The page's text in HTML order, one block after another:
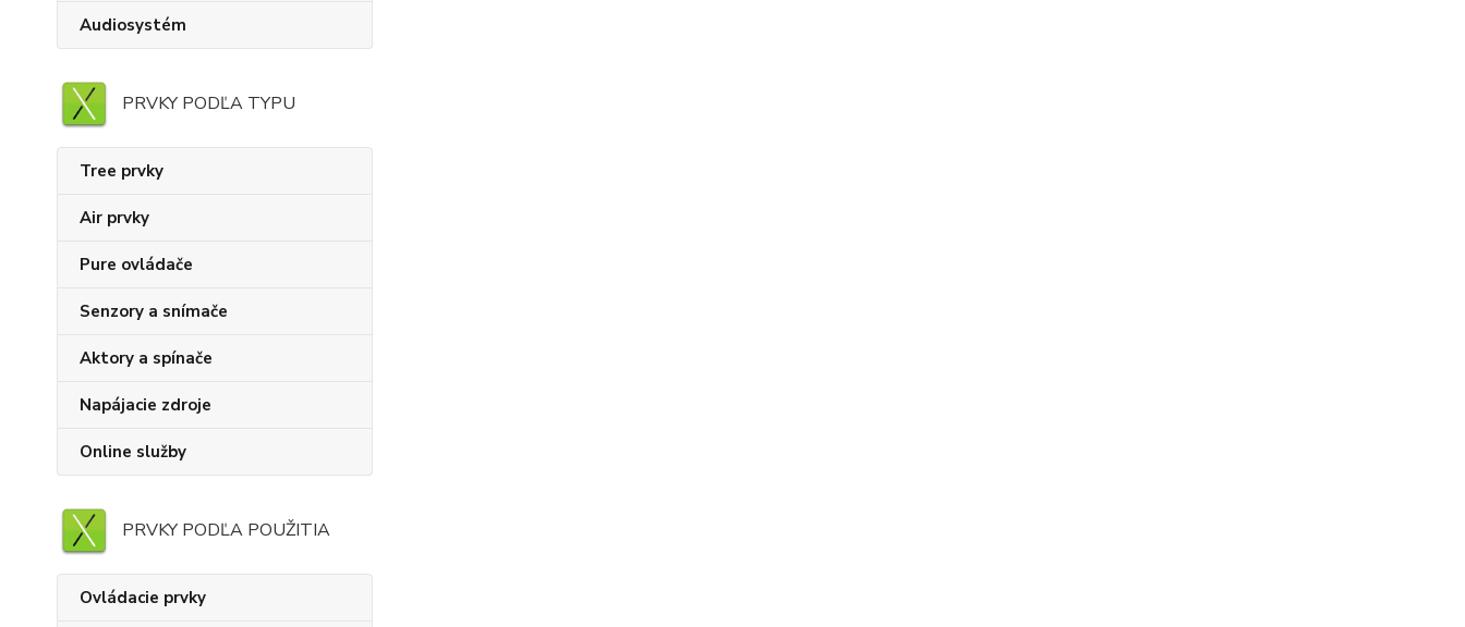
Audiosystém
PRVKY PODĽA TYPU
Tree prvky
Air prvky
Pure ovládače
Senzory a snímače
Aktory a spínače
Napájacie zdroje
Online služby
PRVKY PODĽA POUŽITIA
Ovládacie prvky